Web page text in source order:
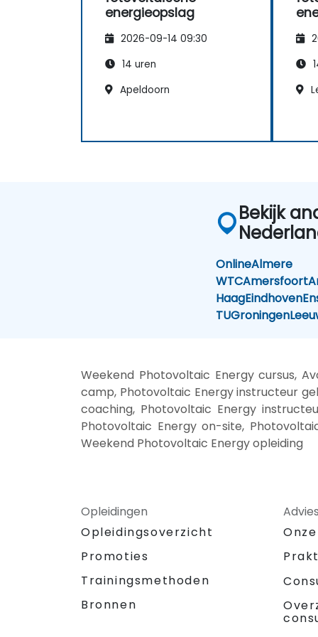
energieopslag
2026-09-14 09:30
14 uren
Apeldoorn
Bekijk
OnlineAlmere
WTCAmersfoort
HaagEindhoven
TUGroningen
Weekend Photovoltaic Energy cursus,
camp, Photovoltaic Energy instructeur
coaching, Photovoltaic Energy
Photovoltaic Energy on-site,
Weekend Photovoltaic Energy opleiding
Opleidingen
Opleidingsoverzicht
Promoties
Trainingsmethoden
Bronnen
Advies